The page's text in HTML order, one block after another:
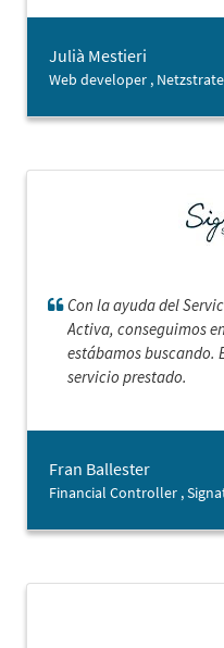
Julià Mestieri
Web developer ,
Con la ayuda del
Activa, conseguimos
estábamos buscando.
servicio prestado.
Fran Ballester
Financial Controller ,